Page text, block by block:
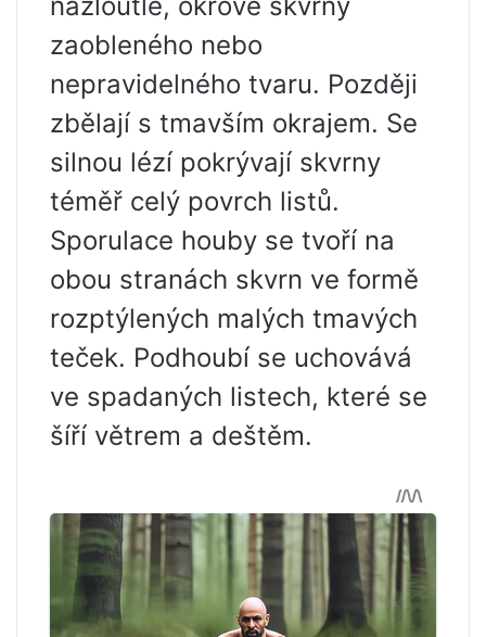
zaobleného nebo
nepravidelného tvaru. Později
zbělají s tmavším okrajem. Se
silnou lézí pokrývají skvrny
téměř celý povrch listů.
Sporulace houby se tvoří na
obou stranách skvrn ve formě
rozptýlených malých tmavých
teček. Podhoubí se uchovává
ve spadaných listech, které se
šíří větrem a deštěm.